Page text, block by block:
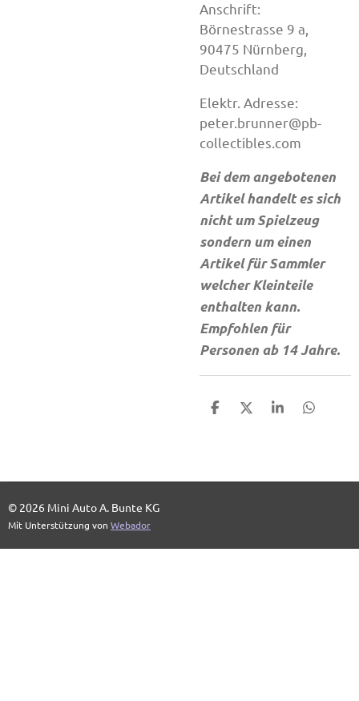
Anschrift:
Börnestrasse 9 a,
90475 Nürnberg,
Deutschland
Elektr. Adresse:
peter.brunner@pb-
collectibles.com
Bei dem angebotenen
Artikel handelt es sich
nicht um Spielzeug
sondern um einen
Artikel für Sammler
welcher Kleinteile
enthalten kann.
Empfohlen für
Personen ab 14 Jahre.
T
n
T
n
T
n
T
n
© 2026 Mini Auto A. Bunte KG
Mit Unterstützung von Webador